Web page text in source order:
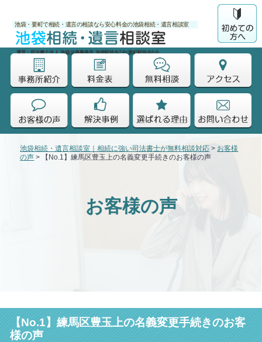
池袋・要町で相続・遺言の相談なら安心料金の池袋相続・遺言相談室
運営：司法書士法人 池袋法務事務所 池袋駅徒歩7分/要町駅徒歩5分
池袋相続・遺言相談室｜相続に強い司法書士が無料相談対応 > お客様
の声 > 【No.1】練馬区豊玉上の名義変更手続きのお客様の声
お客様の声
【No.1】練馬区豊玉上の名義変更手続きのお客
様の声